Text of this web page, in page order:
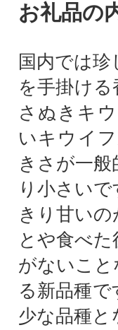
お礼品の
国内では
を手掛け
さぬきキ
いキウイ
きさが一
り小さい
きり甘い
とや食べ
がないこ
る新品種
少な品種